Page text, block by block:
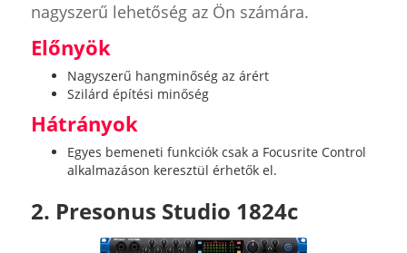
nagyszerű lehetőség az Ön számára.
Előnyök
Nagyszerű hangminőség az árért
Szilárd építési minőség
Hátrányok
Egyes bemeneti funkciók csak a Focusrite Control
alkalmazáson keresztül érhetők el.
2. Presonus Studio 1824c